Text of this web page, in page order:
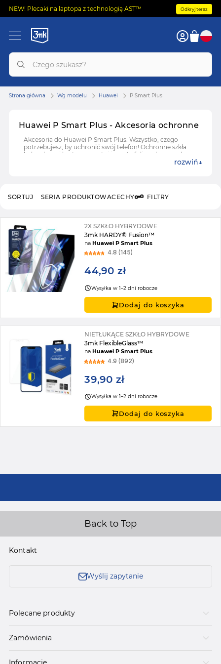
NEW! Plecaki na laptopa z technologią AST™ Odkryj teraz
Huawei P Smart Plus - Akcesoria ochronne
Akcesoria do Huawei P Smart Plus. Wszystko, czego
potrzebujesz, by uchronić swój telefon! Ochronne szkła
hybrydowe i hartowane, etui i case'y, folie ochronne do
rozwiń
Strona główna Wg modelu Huawei P Smart Plus
SERIA PRODUKTOWACECHY FILTRY
SORTUJ
2X SZKŁO HYBRYDOWE
3mk HARDY® Fusion™
naHuawei P Smart Plus
4.8 (145)
44,90 zł
Wysyłka w 1–2 dni robocze
Dodaj do koszyka
NIETŁUKĄCE SZKŁO HYBRYDOWE
3mk FlexibleGlass™
naHuawei P Smart Plus
4.9 (892)
39,90 zł
Wysyłka w 1–2 dni robocze
Dodaj do koszyka
Back to Top
Kontakt
Wyślij zapytanie
Polecane produkty
Zamówienia